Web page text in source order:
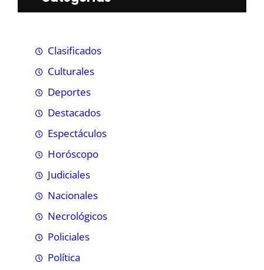
Clasificados
Culturales
Deportes
Destacados
Espectáculos
Horóscopo
Judiciales
Nacionales
Necrológicos
Policiales
Política